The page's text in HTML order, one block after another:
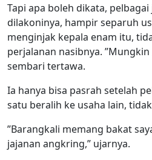
Tapi apa boleh dikata,
dilakoninya, hampir separuh
menginjak kepala enam itu,
perjalanan nasibnya. ”Mungkin
sembari tertawa.
Ia hanya bisa pasrah setelah
satu beralih ke usaha lain,
”Barangkali memang bakat
jajanan angkring,” ujarnya.